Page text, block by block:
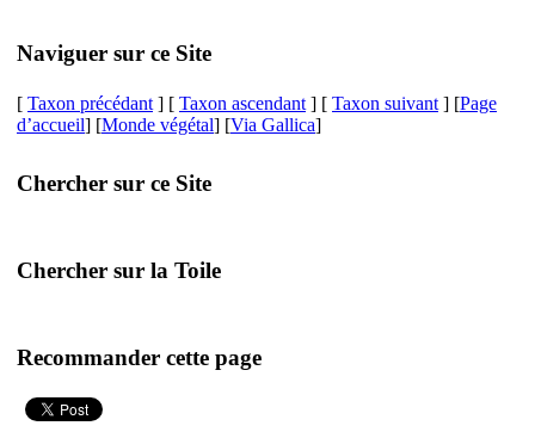
Naviguer sur ce Site
[ Taxon précédant ] [ Taxon ascendant ] [ Taxon suivant ] [Page
d’accueil] [Monde végétal] [Via Gallica]
Chercher sur ce Site
Chercher sur la Toile
Recommander cette page